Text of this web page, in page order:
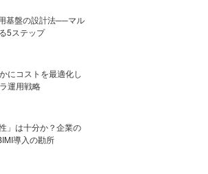
基盤の設計法──マル
5ステップ
にコストを最適化し
運用戦略
」は十分か？企業の
導入の勘所